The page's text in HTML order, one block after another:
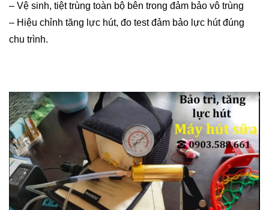
– Vệ sinh, tiệt trùng toàn bộ bên trong đảm bảo vô trùng
– Hiệu chỉnh tăng lực hút, đo test đảm bảo lực hút đúng
chu trình.